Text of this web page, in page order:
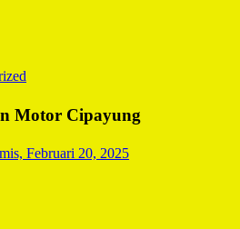
Motor Cipayung
Februari 20, 2025